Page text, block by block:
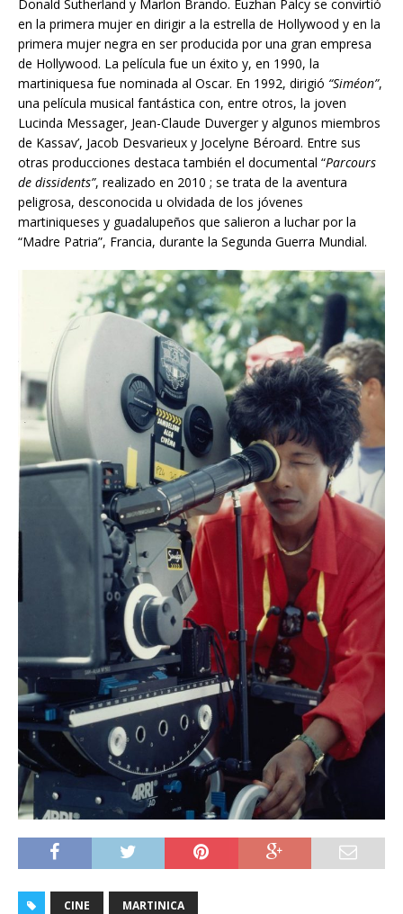
Donald Sutherland y Marlon Brando. Euzhan Palcy se convirtió
en la primera mujer en dirigir a la estrella de Hollywood y en la
primera mujer negra en ser producida por una gran empresa
de Hollywood. La película fue un éxito y, en 1990, la
martiniquesa fue nominada al Oscar. En 1992, dirigió “Siméon”,
una película musical fantástica con, entre otros, la joven
Lucinda Messager, Jean-Claude Duverger y algunos miembros
de Kassav’, Jacob Desvarieux y Jocelyne Béroard. Entre sus
otras producciones destaca también el documental “Parcours
de dissidents”, realizado en 2010 ; se trata de la aventura
peligrosa, desconocida u olvidada de los jóvenes
martiniqueses y guadalupeños que salieron a luchar por la
“Madre Patria”, Francia, durante la Segunda Guerra Mundial.
CINE MARTINICA